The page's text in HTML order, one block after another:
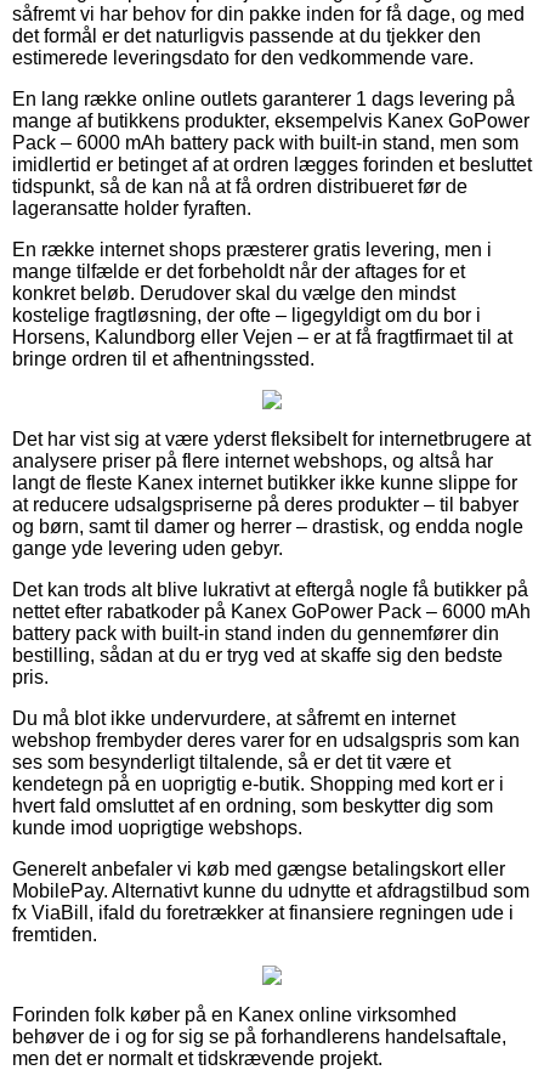
såfremt vi har behov for din pakke inden for få dage, og med
det formål er det naturligvis passende at du tjekker den
estimerede leveringsdato for den vedkommende vare.
En lang række online outlets garanterer 1 dags levering på
mange af butikkens produkter, eksempelvis Kanex GoPower
Pack – 6000 mAh battery pack with built-in stand, men som
imidlertid er betinget af at ordren lægges forinden et besluttet
tidspunkt, så de kan nå at få ordren distribueret før de
lageransatte holder fyraften.
En række internet shops præsterer gratis levering, men i
mange tilfælde er det forbeholdt når der aftages for et
konkret beløb. Derudover skal du vælge den mindst
kostelige fragtløsning, der ofte – ligegyldigt om du bor i
Horsens, Kalundborg eller Vejen – er at få fragtfirmaet til at
bringe ordren til et afhentningssted.
Det har vist sig at være yderst fleksibelt for internetbrugere at
analysere priser på flere internet webshops, og altså har
langt de fleste Kanex internet butikker ikke kunne slippe for
at reducere udsalgspriserne på deres produkter – til babyer
og børn, samt til damer og herrer – drastisk, og endda nogle
gange yde levering uden gebyr.
Det kan trods alt blive lukrativt at eftergå nogle få butikker på
nettet efter rabatkoder på Kanex GoPower Pack – 6000 mAh
battery pack with built-in stand inden du gennemfører din
bestilling, sådan at du er tryg ved at skaffe sig den bedste
pris.
Du må blot ikke undervurdere, at såfremt en internet
webshop frembyder deres varer for en udsalgspris som kan
ses som besynderligt tiltalende, så er det tit være et
kendetegn på en uoprigtig e-butik. Shopping med kort er i
hvert fald omsluttet af en ordning, som beskytter dig som
kunde imod uoprigtige webshops.
Generelt anbefaler vi køb med gængse betalingskort eller
MobilePay. Alternativt kunne du udnytte et afdragstilbud som
fx ViaBill, ifald du foretrækker at finansiere regningen ude i
fremtiden.
Forinden folk køber på en Kanex online virksomhed
behøver de i og for sig se på forhandlerens handelsaftale,
men det er normalt et tidskrævende projekt.